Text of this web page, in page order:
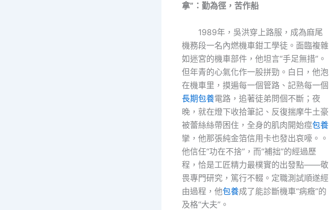
拿”：勤為徑，苦作船
1989年，吳洪穿上路服，成為麻尾
機務段一名內燃機車鉗工學徒。面臨複雜
如迷宮的機車部件，他坦言“手足無措”。
但年青的心氣化作一股拼勁。白日，他泡
在機車里，摸遍每一個管路、記熟每一個
長期包養電路，追著徒弟問個不斷；夜
晚，就在燈下收拾筆記、反復揣摩牛土豪
被蕾絲絲帶困住，全身的肌肉開始痙包養
攣，他那張純金箔信用卡也發出哀嚎。。
他信任“功在不捨”，而“補拙”的經過歷
程，恰是工匠精力最樸實的出發點——敬
畏專門研究，篤行不輟。定職測試順遂經
由過程，他包養成了能診斷機車“病癥”的
及格“大夫”。